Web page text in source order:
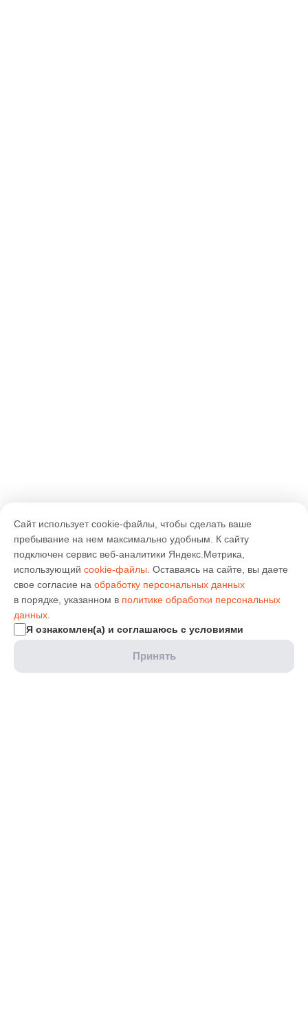
Сайт использует cookie-файлы, чтобы сделать ваше
пребывание на нем максимально удобным. К cайту
подключен сервис веб-аналитики Яндекс.Метрика,
использующий cookie-файлы . Оставаясь на сайте, вы даете
свое согласие на обработку персональных данных
в порядке, указанном в политике обработки персональных
данных
Я ознакомлен(а) и соглашаюсь с условиями
Принять